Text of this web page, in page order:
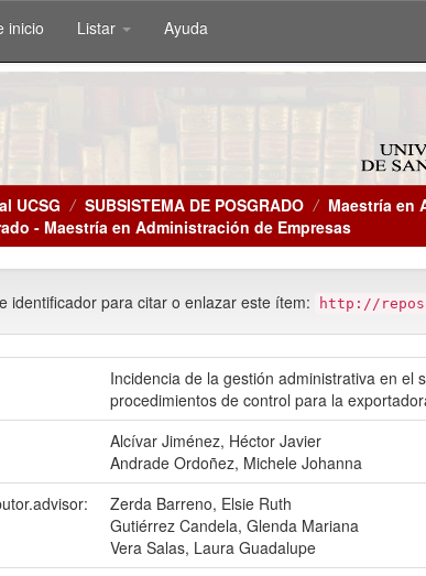
inicio Listar Ayuda
UCSG SUBSISTEMA DE POSGRADO
Maestría en
- Maestría en Administración de Empresas
identificador para citar o enlazar este ítem: http://
Incidencia de la gestión administrativa en
procedimientos de control para la
Alcívar Jiménez, Héctor Javier
Andrade Ordoñez, Michele Johanna
Zerda Barreno, Elsie Ruth
Gutiérrez Candela, Glenda Mariana
Vera Salas, Laura Guadalupe